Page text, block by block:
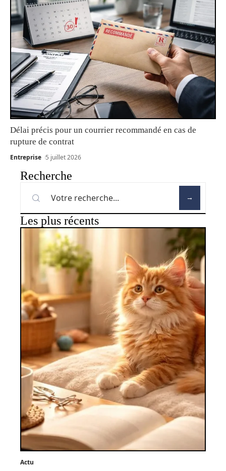
Délai précis pour un courrier recommandé en cas de
rupture de contrat
Entreprise 5 juillet 2026
Recherche
Les plus récents
Actu